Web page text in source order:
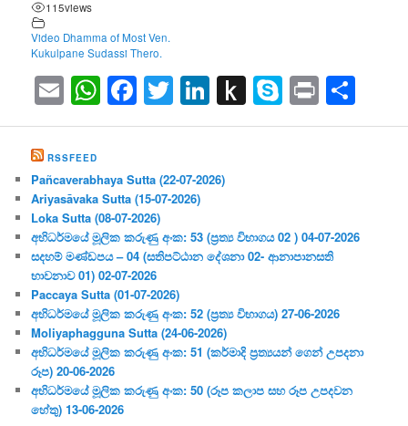
115views
Video Dhamma of Most Ven.
Kukulpane Sudassi Thero.
EmailWhatsApp
Facebook
Twitter
LinkedIn
Push
to
Skype
Print
RSSFEED
Pañcaverabhaya Sutta (22-07-2026)
Ariyasāvaka Sutta (15-07-2026)
Loka Sutta (08-07-2026)
අභිධර්මයේ මූලික කරුණු අංක: 53 (ප්‍ර‍ත්‍ය විභාගය 02 ) 04-07-2026
සදහම් මණ්ඩපය – 04 (සතිපට්ඨාන දේශනා 02- ආනාපානසති
භාවනාව 01) 02-07-2026
Paccaya Sutta (01-07-2026)
අභිධර්මයේ මූලික කරුණු අංක: 52 (ප්‍ර‍ත්‍ය විභාගය) 27-06-2026
Moliyaphagguna Sutta (24-06-2026)
අභිධර්මයේ මූලික කරුණු අංක: 51 (කර්මාදි ප්‍ර‍ත්‍යයන් ගෙන් උපදනා
රූප) 20-06-2026
අභිධර්මයේ මූලික කරුණු අංක: 50 (රූප කලාප සහ රූප උපදවන
හේතු) 13-06-2026